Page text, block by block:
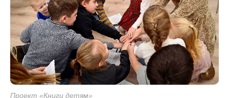
Проект «Книги детям»